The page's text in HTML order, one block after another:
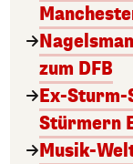
zum DFB
Ex-
Stürmern
Musik-